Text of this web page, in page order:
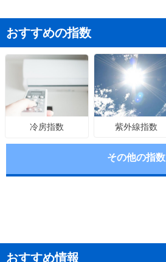
おすすめの指数
冷房指数 紫外線指数
その他の指数
おすすめ情報